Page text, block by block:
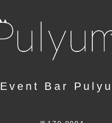
Event Bar